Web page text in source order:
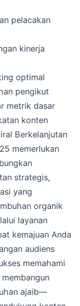
pelacakan
kinerja
optimal
pengikut
metrik dasar
konten
Berkelanjutan
memerlukan
strategis,
yang
organik
layanan
kemajuan Anda
audiens
memahami
ajaib—